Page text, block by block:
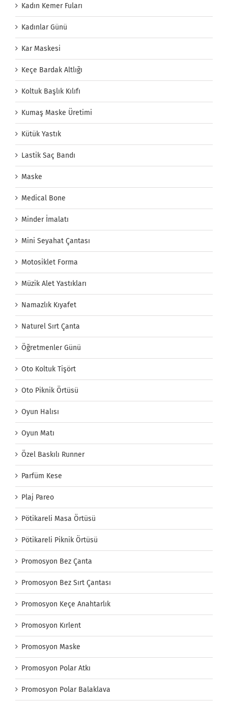
Kadın Kemer Fuları
Kadınlar Günü
Kar Maskesi
Keçe Bardak Altlığı
Koltuk Başlık Kılıfı
Kumaş Maske Üretimi
Kütük Yastık
Lastik Saç Bandı
Maske
Medical Bone
Minder İmalatı
Mini Seyahat Çantası
Motosiklet Forma
Müzik Alet Yastıkları
Namazlık Kıyafet
Naturel Sırt Çanta
Öğretmenler Günü
Oto Koltuk Tişört
Oto Piknik Örtüsü
Oyun Halısı
Oyun Matı
Özel Baskılı Runner
Parfüm Kese
Plaj Pareo
Pötikareli Masa Örtüsü
Pötikareli Piknik Örtüsü
Promosyon Bez Çanta
Promosyon Bez Sırt Çantası
Promosyon Keçe Anahtarlık
Promosyon Kırlent
Promosyon Maske
Promosyon Polar Atkı
Promosyon Polar Balaklava